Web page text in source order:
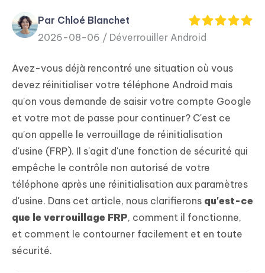
PDNob
PDF
New
iAnyGo
Par Chloé Blanchet
2026-08-06 / Déverrouiller Android
Avez-vous déjà rencontré une situation où vous
devez réinitialiser votre téléphone Android mais
qu'on vous demande de saisir votre compte Google
et votre mot de passe pour continuer? C'est ce
qu'on appelle le verrouillage de réinitialisation
d'usine (FRP). Il s'agit d'une fonction de sécurité qui
empêche le contrôle non autorisé de votre
téléphone après une réinitialisation aux paramètres
d'usine. Dans cet article, nous clarifierons qu'est-ce
que le verrouillage FRP, comment il fonctionne,
et comment le contourner facilement et en toute
sécurité.